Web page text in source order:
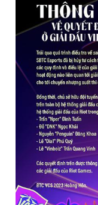
Đọc Thanh Niên
Theo dõi báo trên
Hotline
0906 645 777
Đặt báo Quảng
Tổng biên tập:
Phó tổng biên tập